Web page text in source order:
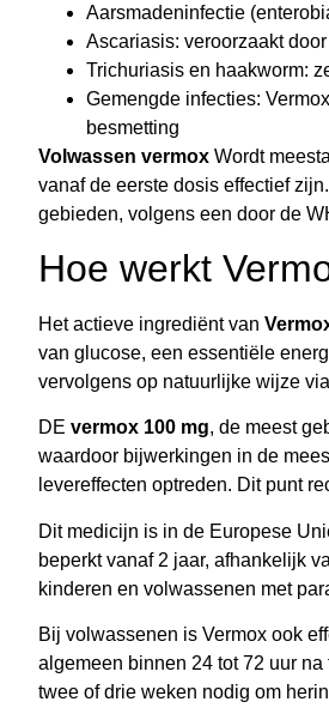
Aarsmadeninfectie
Ascariasis: veroorzaakt
Trichuriasis en haakworm:
Gemengde infecties:
besmetting
Volwassen vermox Wordt
vanaf de eerste dosis effectief
gebieden, volgens een door de
Hoe werkt
Het actieve ingrediënt van
van glucose, een essentiële
vervolgens op natuurlijke wijze
DE vermox 100 mg, de meest
waardoor bijwerkingen in de
levereffecten optreden. Dit punt
Dit medicijn is in de Europese
beperkt vanaf 2 jaar, afhankelijk
kinderen en volwassenen met
Bij volwassenen is Vermox ook
algemeen binnen 24 tot 72 uur
twee of drie weken nodig om